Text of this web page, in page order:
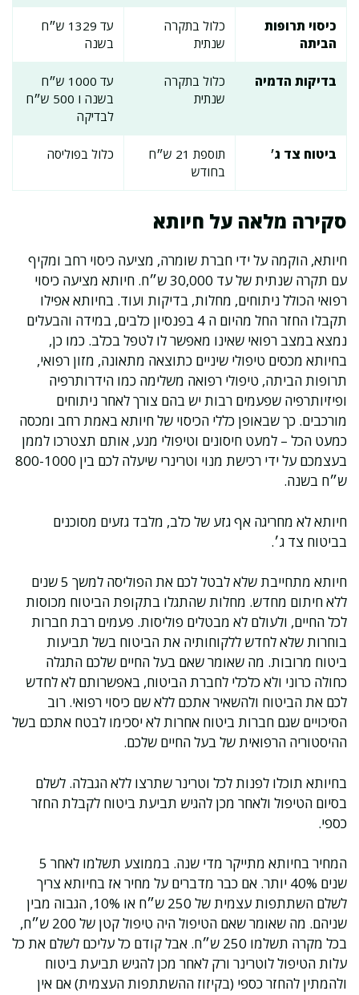
כיסוי תרופות
הביתה
כלול בתקרה
שנתית
עד 1329 ש״ח
בשנה
בדיקות הדמיה
כלול בתקרה
שנתית
עד 1000 ש״ח
בשנה ו 500 ש״ח
לבדיקה
ביטוח צד ג׳
תוספת 21 ש״ח
בחודש
כלול בפוליסה
סקירה מלאה על חיותא
חיותא, הוקמה על ידי חברת שומרה, מציעה כיסוי רחב ומקיף
עם תקרה שנתית של עד 30,000 ש״ח. חיותא מציעה כיסוי
רפואי הכולל ניתוחים, מחלות, בדיקות ועוד. בחיותא אפילו
תקבלו החזר החל מהיום ה 4 בפנסיון כלבים, במידה והבעלים
נמצא במצב רפואי שאינו מאפשר לו לטפל בכלב. כמו כן,
בחיותא מכסים טיפולי שיניים כתוצאה מתאונה, מזון רפואי,
תרופות הביתה, טיפולי רפואה משלימה כמו הידרותרפיה
ופיזיותרפיה שפעמים רבות יש בהם צורך לאחר ניתוחים
מורכבים. כך שבאופן כללי הכיסוי של חיותא באמת רחב ומכסה
כמעט הכל – למעט חיסונים וטיפולי מנע, אותם תצטרכו לממן
בעצמכם על ידי רכישת מנוי וטרינרי שיעלה לכם בין 800-1000
ש״ח בשנה.
חיותא לא מחריגה אף גזע של כלב, מלבד גזעים מסוכנים
בביטוח צד ג׳.
חיותא מתחייבת שלא לבטל לכם את הפוליסה למשך 5 שנים
ללא חיתום מחדש. מחלות שהתגלו בתקופת הביטוח מכוסות
לכל החיים, ולעולם לא מבטלים פוליסות. פעמים רבת חברות
בוחרות שלא לחדש ללקוחותיה את הביטוח בשל תביעות
ביטוח מרובות. מה שאומר שאם בעל החיים שלכם התגלה
כחולה כרוני ולא כלכלי לחברת הביטוח, באפשרותם לא לחדש
לכם את הביטוח ולהשאיר אתכם ללא שם כיסוי רפואי. רוב
הסיכויים שגם חברות ביטוח אחרות לא יסכימו לבטח אתכם בשל
ההיסטוריה הרפואית של בעל החיים שלכם.
בחיותא תוכלו לפנות לכל וטרינר שתרצו ללא הגבלה. לשלם
בסיום הטיפול ולאחר מכן להגיש תביעת ביטוח לקבלת החזר
כספי.
המחיר בחיותא מתייקר מדי שנה. בממוצע תשלמו לאחר 5
שנים 40% יותר. אם כבר מדברים על מחיר אז בחיותא צריך
לשלם השתתפות עצמית של 250 ש״ח או 10%, הגבוה מבין
שניהם. מה שאומר שאם הטיפול היה טיפול קטן של 200 ש״ח,
בכל מקרה תשלמו 250 ש״ח. אבל קודם כל עליכם לשלם את כל
עלות הטיפול לוטרינר ורק לאחר מכן להגיש תביעת ביטוח
ולהמתין להחזר כספי (בקיזוז ההשתתפות העצמית) אם אין